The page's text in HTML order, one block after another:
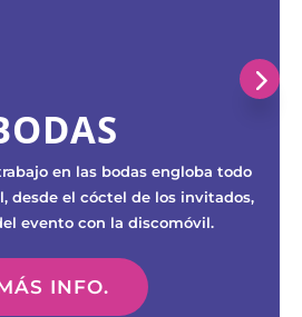
en las bodas engloba todo
desde el cóctel de los invitados,
evento con la discomóvil.
INFO.